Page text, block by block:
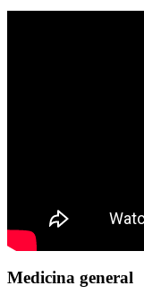
Medicina general